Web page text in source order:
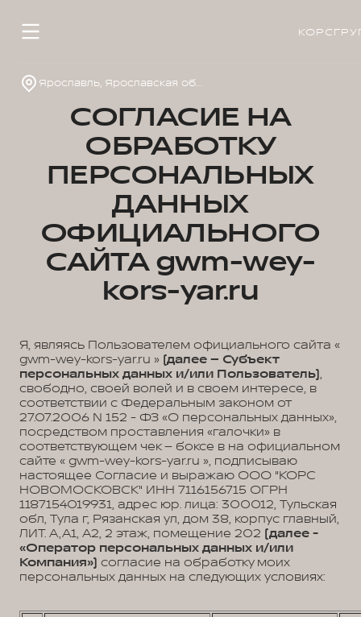
Ярославль, Ярославская обл., пос. Нагорный, ул. Дорожная, д. 8
СОГЛАСИЕ НА
ОБРАБОТКУ
ПЕРСОНАЛЬНЫХ
ДАННЫХ
ОФИЦИАЛЬНОГО
САЙТА gwm-wey-
kors-yar.ru
Я, являясь Пользователем официального сайта «
gwm-wey-kors-yar.ru » (далее – Субъект
персональных данных и/или Пользователь),
свободно, своей волей и в своем интересе, в
соответствии с Федеральным законом от
27.07.2006 N 152 - ФЗ «О персональных данных»,
посредством проставления «галочки» в
соответствующем чек – боксе в на официальном
сайте « gwm-wey-kors-yar.ru », подписываю
настоящее Согласие и выражаю ООО "КОРС
НОВОМОСКОВСК" ИНН 7116156715 ОГРН
1187154019931, адрес юр. лица: 300012, Тульская
обл, Тула г, Рязанская ул, дом 38, корпус главный,
ЛИТ. А,А1, А2, 2 этаж, помещение 202 (далее -
«Оператор персональных данных и/или
Компания») согласие на обработку моих
персональных данных на следующих условиях: